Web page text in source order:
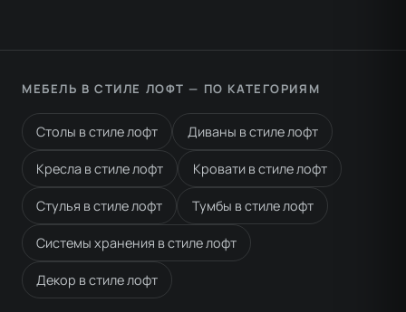
МЕБЕЛЬ В СТИЛЕ ЛОФТ — ПО КАТЕГОРИЯМ
Столы в стиле лофт Диваны в стиле лофт
Кресла в стиле лофт Кровати в стиле лофт
Стулья в стиле лофт Тумбы в стиле лофт
Системы хранения в стиле лофт
Декор в стиле лофт